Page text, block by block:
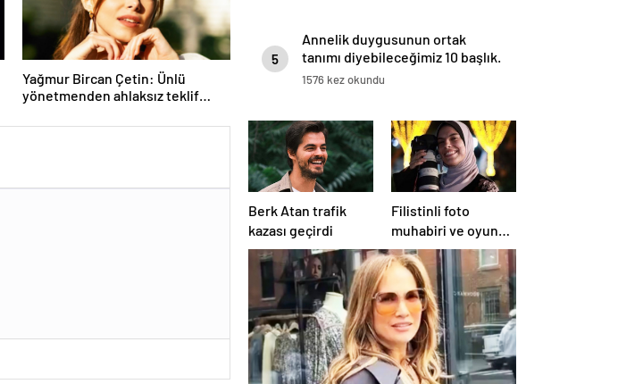
Yağmur Bircan Çetin: Ünlü
yönetmenden ahlaksız teklif
5
Annelik duygusunun ortak
tanımı diyebileceğimiz 10 başlık.
1576 kez okundu
Berk Atan trafik
kazası geçirdi
Filistinli foto
muhabiri ve oyuncu
Fatima Hassona,
hava saldırısı
sonucu hayatını
kaybetti